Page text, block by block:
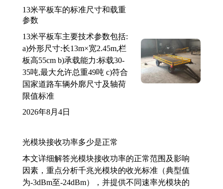
13米平板车的标准尺寸和载重
参数
13米平板车主要技术参数包括:
a)外形尺寸:长13m×宽2.45m,栏
板高55cm b)承载能力:标载30-
35吨,最大允许总重49吨 c)符合
国家道路车辆外廓尺寸及轴荷
限值标准
2026年8月4日
光模块接收功率多少是正常
本文详细解答光模块接收功率的正常范围及影响
因素，重点分析千兆光模块的收光标准（典型值
为-3dBm至-24dBm），并提供不同速率光模块的